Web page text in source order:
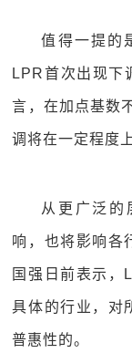
值得一提的
LPR首次出现下
言，在加点基数
调将在一定程度
从更广泛的
响，也将影响各
国强日前表示，
具体的行业，对
普惠性的。